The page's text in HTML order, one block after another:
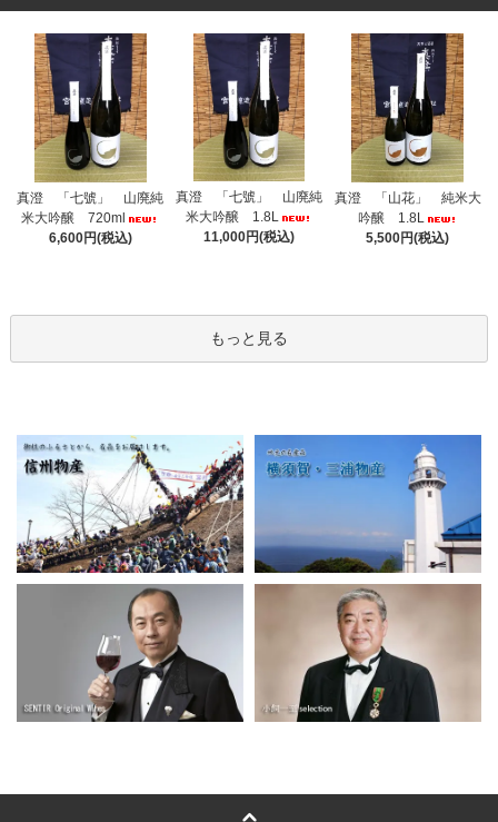
真澄 「七號」 山廃純
米大吟醸 720ml
6,600円(税込)
真澄 「七號」 山廃純
米大吟醸 1.8L
11,000円(税込)
真澄 「山花」 純米大
吟醸 1.8L
5,500円(税込)
もっと見る